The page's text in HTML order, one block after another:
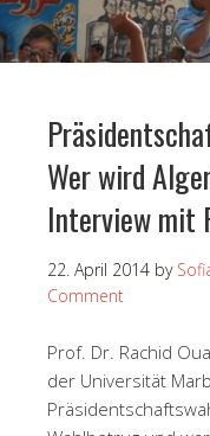
Wer wird
Interview mit
22. April 2014 by
Comment
Prof. Dr. Rachid
der Universität